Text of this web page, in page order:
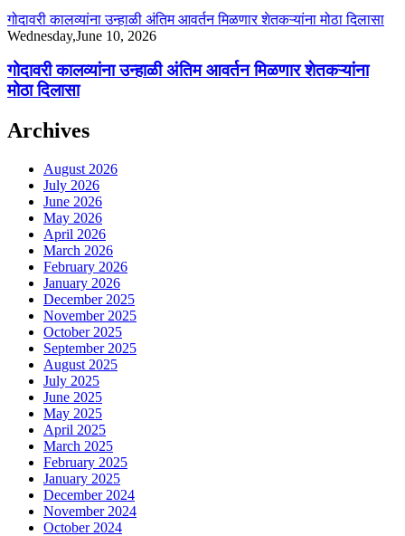
गोदावरी कालव्यांना उन्हाळी अंतिम आवर्तन मिळणार शेतकऱ्यांना मोठा दिलासा
Wednesday,June 10, 2026
गोदावरी कालव्यांना उन्हाळी अंतिम आवर्तन मिळणार शेतकऱ्यांना
मोठा दिलासा
Archives
August 2026
July 2026
June 2026
May 2026
April 2026
March 2026
February 2026
January 2026
December 2025
November 2025
October 2025
September 2025
August 2025
July 2025
June 2025
May 2025
April 2025
March 2025
February 2025
January 2025
December 2024
November 2024
October 2024